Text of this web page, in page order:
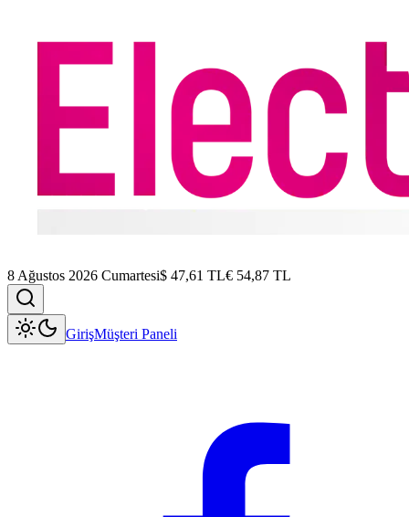
8 Ağustos 2026 Cumartesi$ 47,61 TL€ 54,87 TL
GirişMüşteri Paneli